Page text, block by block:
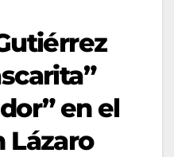
en el
Lázaro